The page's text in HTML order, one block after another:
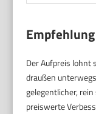
Empfehlung
Der Aufpreis lohnt
draußen
gelegentlicher,
preiswerte